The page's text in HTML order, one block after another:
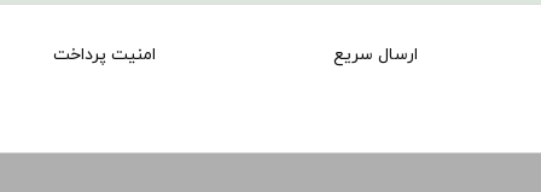
ارسال سریع امنیت پرداخت